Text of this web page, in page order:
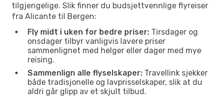
tilgjengelige. Slik finner du budsjettvennlige flyreiser
fra Alicante til Bergen:
Fly midt i uken for bedre priser: Tirsdager og
onsdager tilbyr vanligvis lavere priser
sammenlignet med helger eller dager med mye
reising.
Sammenlign alle flyselskaper: Travellink sjekker
både tradisjonelle og lavprisselskaper, slik at du
aldri går glipp av et skjult tilbud.